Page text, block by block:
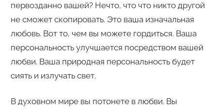
первозданно вашей? Нечто, что что никто другой
не сможет скопировать. Это ваша изначальная
любовь. Вот то, чем вы можете гордиться. Ваша
персональность улучшается посредством вашей
любви. Ваша природная персональность будет
сиять и излучать свет.
В духовном мире вы потонете в любви. Вы